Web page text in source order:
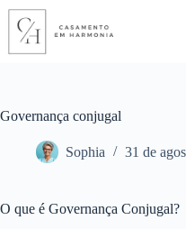
Pular
para
conteúdo
Governança conjugal
Sophia 31 de
O que é Governança Conjugal?